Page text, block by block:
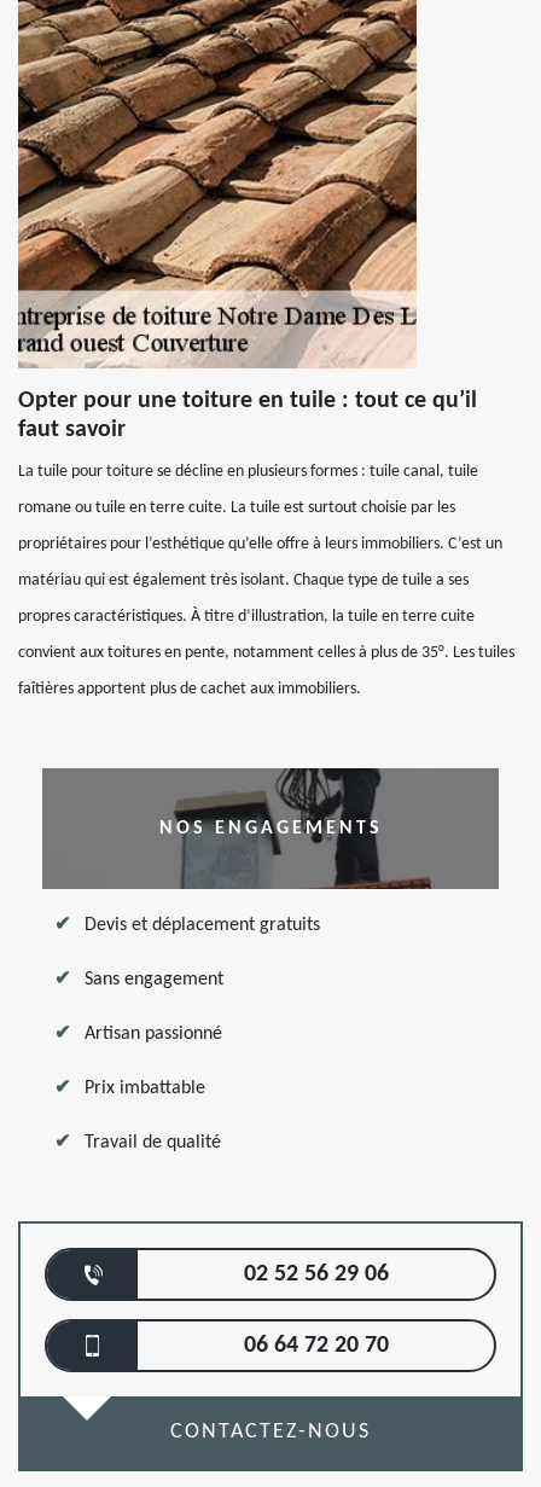
Opter pour une toiture en tuile : tout ce qu’il
faut savoir
La tuile pour toiture se décline en plusieurs formes : tuile canal, tuile
romane ou tuile en terre cuite. La tuile est surtout choisie par les
propriétaires pour l’esthétique qu’elle offre à leurs immobiliers. C’est un
matériau qui est également très isolant. Chaque type de tuile a ses
propres caractéristiques. À titre d’illustration, la tuile en terre cuite
convient aux toitures en pente, notamment celles à plus de 35°. Les tuiles
faîtières apportent plus de cachet aux immobiliers.
NOS ENGAGEMENTS
Devis et déplacement gratuits
Sans engagement
Artisan passionné
Prix imbattable
Travail de qualité
02 52 56 29 06
06 64 72 20 70
CONTACTEZ-NOUS